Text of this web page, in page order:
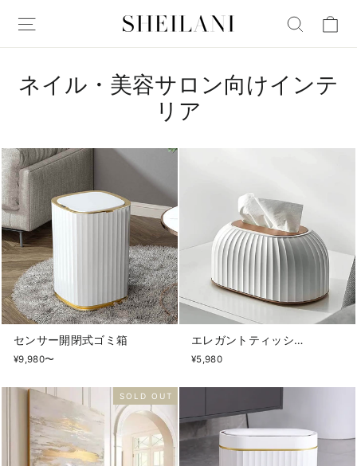
ネイル・美容サロン向けインテ
リア
センサー開閉式ゴミ箱
¥9,980〜
エレガントティッシュケース
¥5,980
SOLD OUT